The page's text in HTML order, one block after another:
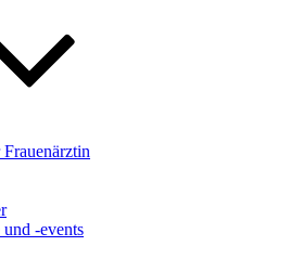
-events